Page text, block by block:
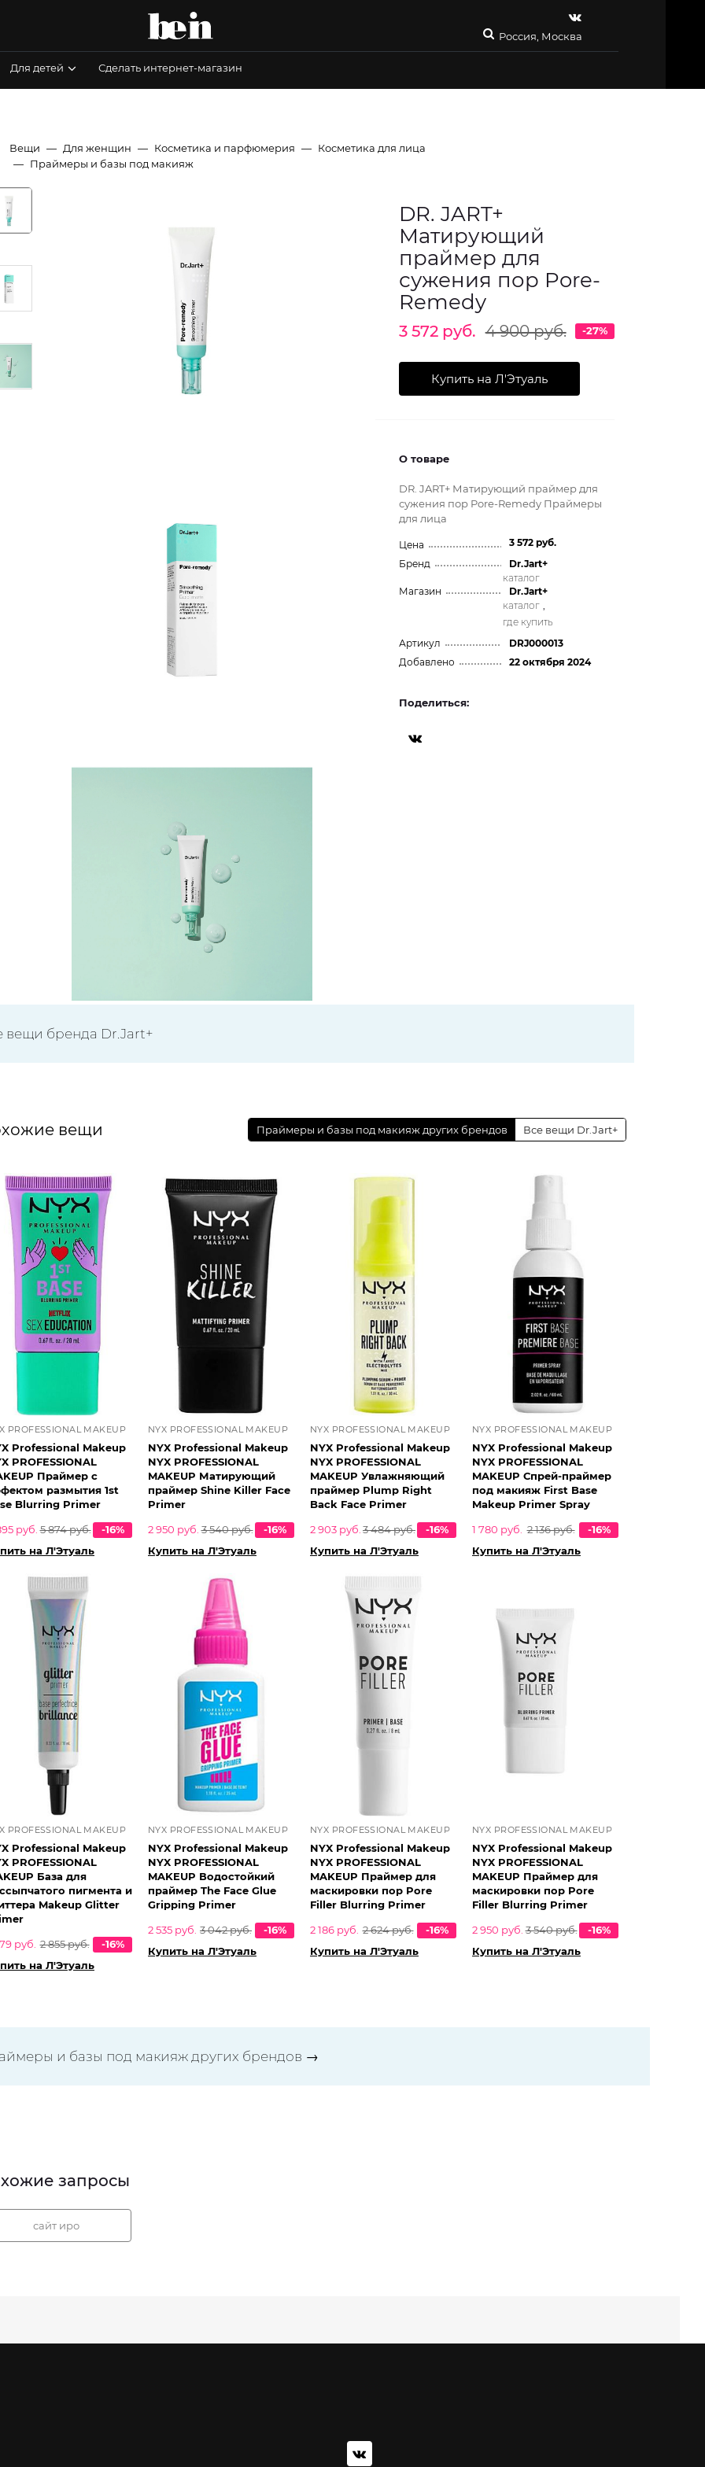
Россия, Москва
Для детей Сделать интернет-магазин
Вещи Для женщин Косметика и парфюмерия
Косметика для лица
Праймеры и базы под макияж
DR. JART+
Матирующий
праймер для
сужения пор Pore-
Remedy
3 572 руб. 4 900 руб. -27%
Купить на Л'Этуаль
О товаре
DR. JART+ Матирующий праймер для
сужения пор Pore-Remedy Праймеры
для лица
Цена
3 572 руб.
Бренд
Dr.Jart+
каталог
Магазин
Dr.Jart+
каталог ,
где купить
Артикул
DRJ000013
Добавлено
22 октября 2024
Поделиться:
вещи бренда Dr.Jart+
вещи Праймеры и базы под макияж других брендов Все вещи Dr.Jart+
PROFESSIONAL MAKEUP
Professional Makeup
PROFESSIONAL
Праймер с
размытия 1st
Blurring Primer
руб. 5 874 руб.
-16%
на Л'Этуаль
NYX PROFESSIONAL MAKEUP
NYX Professional Makeup
NYX PROFESSIONAL
MAKEUP Матирующий
праймер Shine Killer Face
Primer
2 950 руб. 3 540 руб.
-16%
Купить на Л'Этуаль
NYX PROFESSIONAL MAKEUP
NYX Professional Makeup
NYX PROFESSIONAL
MAKEUP Увлажняющий
праймер Plump Right
Back Face Primer
2 903 руб. 3 484 руб.
-16%
Купить на Л'Этуаль
NYX PROFESSIONAL MAKEUP
NYX Professional Makeup
NYX PROFESSIONAL
MAKEUP Спрей-праймер
под макияж First Base
Makeup Primer Spray
1 780 руб. 2 136 руб.
-16%
Купить на Л'Этуаль
PROFESSIONAL MAKEUP
Professional Makeup
PROFESSIONAL
База для
пигмента и
Makeup Glitter
руб. 2 855 руб.
-16%
на Л'Этуаль
NYX PROFESSIONAL MAKEUP
NYX Professional Makeup
NYX PROFESSIONAL
MAKEUP Водостойкий
праймер The Face Glue
Gripping Primer
2 535 руб. 3 042 руб.
-16%
Купить на Л'Этуаль
NYX PROFESSIONAL MAKEUP
NYX Professional Makeup
NYX PROFESSIONAL
MAKEUP Праймер для
маскировки пор Pore
Filler Blurring Primer
2 186 руб. 2 624 руб.
-16%
Купить на Л'Этуаль
NYX PROFESSIONAL MAKEUP
NYX Professional Makeup
NYX PROFESSIONAL
MAKEUP Праймер для
маскировки пор Pore
Filler Blurring Primer
2 950 руб. 3 540 руб.
-16%
Купить на Л'Этуаль
и базы под макияж других брендов →
запросы
сайт иро